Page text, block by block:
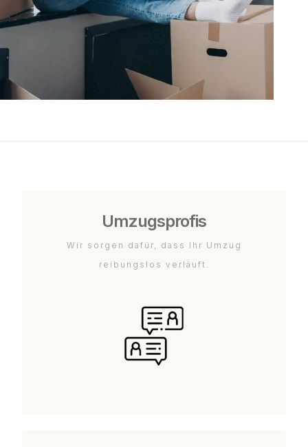
Umzugsprofis
Wir sorgen dafür, dass Ihr Umzug
reibungslos verläuft.